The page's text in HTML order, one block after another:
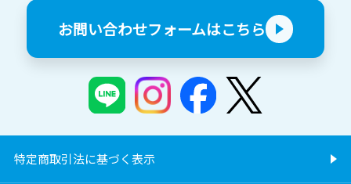
お問い合わせフォームはこちら
特定商取引法に基づく表示